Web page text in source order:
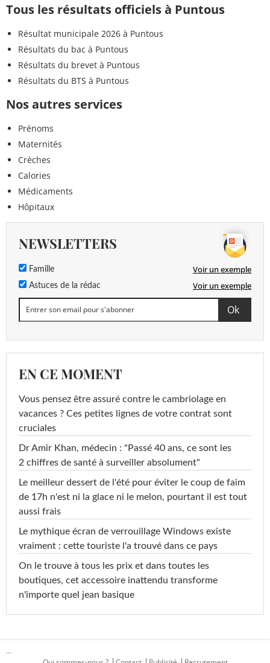
Tous les résultats officiels à Puntous
Résultat municipale 2026 à Puntous
Résultats du bac à Puntous
Résultats du brevet à Puntous
Résultats du BTS à Puntous
Nos autres services
Prénoms
Maternités
Crèches
Calories
Médicaments
Hôpitaux
NEWSLETTERS
Famille Voir un exemple
Astuces de la rédac Voir un exemple
EN CE MOMENT
Vous pensez être assuré contre le cambriolage en
vacances ? Ces petites lignes de votre contrat sont
cruciales
Dr Amir Khan, médecin : "Passé 40 ans, ce sont les
2 chiffres de santé à surveiller absolument"
Le meilleur dessert de l'été pour éviter le coup de faim
de 17h n'est ni la glace ni le melon, pourtant il est tout
aussi frais
Le mythique écran de verrouillage Windows existe
vraiment : cette touriste l'a trouvé dans ce pays
On le trouve à tous les prix et dans toutes les
boutiques, cet accessoire inattendu transforme
n'importe quel jean basique
...